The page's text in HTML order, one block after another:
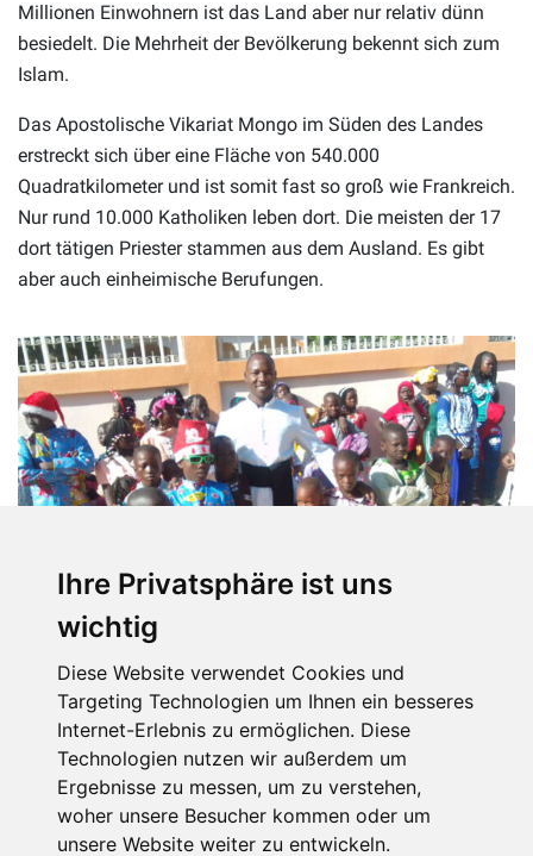
Ihre Privatsphäre ist uns
wichtig
Diese Website verwendet Cookies und
Targeting Technologien um Ihnen ein besseres
Internet-Erlebnis zu ermöglichen. Diese
Technologien nutzen wir außerdem um
Ergebnisse zu messen, um zu verstehen,
woher unsere Besucher kommen oder um
unsere Website weiter zu entwickeln.
Millionen Einwohnern ist das Land aber nur relativ dünn
besiedelt. Die Mehrheit der Bevölkerung bekennt sich zum
Islam.
Das Apostolische Vikariat Mongo im Süden des Landes
erstreckt sich über eine Fläche von 540.000
Quadratkilometer und ist somit fast so groß wie Frankreich.
Nur rund 10.000 Katholiken leben dort. Die meisten der 17
dort tätigen Priester stammen aus dem Ausland. Es gibt
aber auch einheimische Berufungen.
Derzeit befinden sich 5 junge Männer aus dem Vikariat Mongo
in der Ausbildung. Für Bischof Philippe Abbo Chen ist die
Priesterausbildung eines der wichtigsten Anliegen. Aber
finanziell ist es eine große Herausforderung.